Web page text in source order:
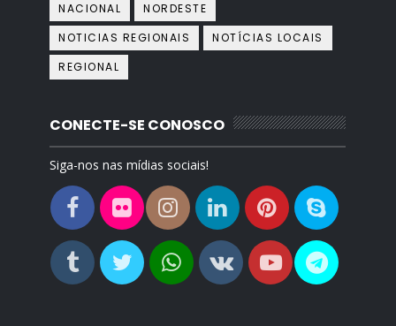
NACIONAL
NORDESTE
NOTICIAS REGIONAIS
NOTÍCIAS LOCAIS
REGIONAL
CONECTE-SE CONOSCO
Siga-nos nas mídias sociais!